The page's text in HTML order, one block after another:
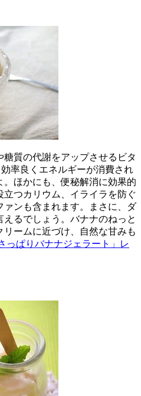
質の代謝をアップさせるビタ
率良くエネルギーが消費され
ほかにも、便秘解消に効果的
つカリウム、イライラを防ぐ
ンも含まれます。まさに、ダ
るでしょう。バナナのねっと
リームに近づけ、自然な甘みも
っぱりバナナジェラート」レ